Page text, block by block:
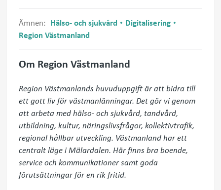
Ämnen: Hälso- och sjukvård
Digitalisering
Region Västmanland
Om Region Västmanland
Region Västmanlands huvuduppgift är att bidra till
ett gott liv för västmanlänningar. Det gör vi genom
att arbeta med hälso- och sjukvård, tandvård,
utbildning, kultur, näringslivsfrågor, kollektivtrafik,
regional hållbar utveckling. Västmanland har ett
centralt läge i Mälardalen. Här finns bra boende,
service och kommunikationer samt goda
förutsättningar för en rik fritid.